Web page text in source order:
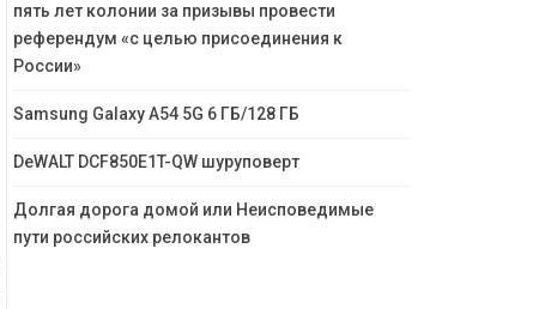
пять лет колонии за призывы провести
референдум «с целью присоединения к
России»
Samsung Galaxy A54 5G 6 ГБ/128 ГБ
DeWALT DCF850E1T-QW шуруповерт
Долгая дорога домой или Неисповедимые
пути российских релокантов